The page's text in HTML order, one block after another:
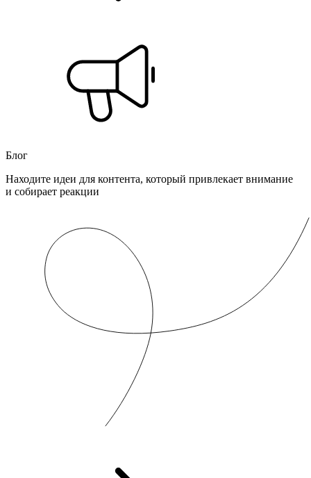
Блог
Находите идеи для контента, который привлекает внимание
и собирает реакции